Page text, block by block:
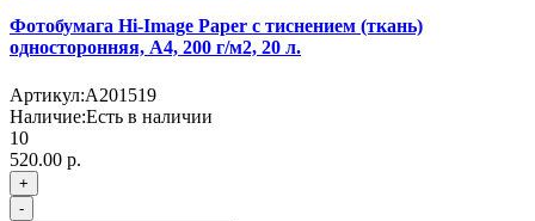
Фотобумага Hi-Image Paper с тиснением (ткань)
односторонняя, A4, 200 г/м2, 20 л.
Артикул:A201519
Наличие:Есть в наличии
10
520.00 р.
+
-